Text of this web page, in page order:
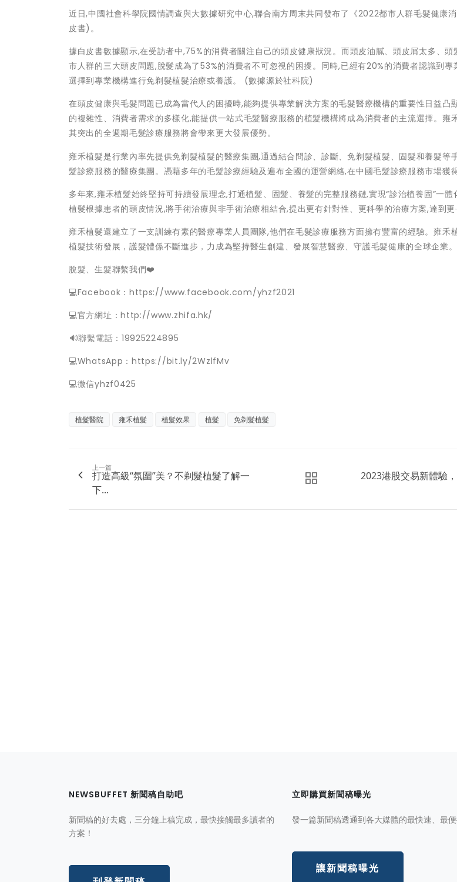
近日,中國社會科學院國情調查與大數據研究中心,聯合南方周末共同發布了《2022都市人群毛髮健康
皮書)。
據白皮書數據顯示,在受訪者中,75%的消費者關注自己的頭皮健康狀況。而頭皮油膩、頭皮屑太多、
市人群的三大頭皮問題,脫髮成為了53%的消費者不可忽視的困擾。同時,已經有20%的消費者認識到專
選擇到專業機構進行免剃髮植髮治療或養護。 (數據源於社科院)
在頭皮健康與毛髮問題已成為當代人的困擾時,能夠提供專業解決方案的毛髮醫療機構的重要性日益凸
的複雜性、消費者需求的多樣化,能提供一站式毛髮醫療服務的植髮機構將成為消費者的主流選擇。雍
其突出的全週期毛髮診療服務將會帶來更大發展優勢。
雍禾植髮是行業內率先提供免剃髮植髮的醫療集團,通過結合問診、診斷、免剃髮植髮、固髮和養髮等
髮診療服務的醫療集團。憑藉多年的毛髮診療經驗及遍布全國的運營網絡,在中國毛髮診療服務市場獲
多年來,雍禾植髮始終堅持可持續發展理念,打通植髮、固髮、養髮的完整服務鏈,實現“診治植養固”一
植髮根據患者的頭皮情況,將手術治療與非手術治療相結合,提出更有針對性、更科學的治療方案,達到更
雍禾植髮還建立了一支訓練有素的醫療專業人員團隊,他們在毛髮診療服務方面擁有豐富的經驗。雍禾
植髮技術發展，護髮體係不斷進步，力成為堅持醫生創建、發展智慧醫療、守護毛髮健康的全球企業。
脫髮、生髮聯繫我們❤️
💻Facebook：https://www.facebook.com/yhzf2021
💻官方網址：http://www.zhifa.hk/
️🔊聯繫電話：19925224895
💻WhatsApp：https://bit.ly/2WzlfMv
💻微信yhzf0425
植髮醫院 雍禾植髮 植髮效果 植髮 免剃髮植髮
上一篇
打造高級“氛圍”美？不剃髮植髮了解一
下...
2023港股交易新體驗
NEWSBUFFET 新聞稿自助吧
新聞稿的好去處，三分鐘上稿完成，最快接觸最多讀者的
方案！
立即購買新聞稿曝光
發一篇新聞稿透通到各大媒體的最快速、最便
讓新聞稿曝光